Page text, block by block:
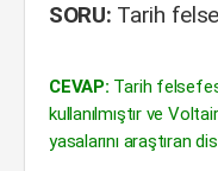
SORU: Tarih
CEVAP: Tarih
kullanılmıştır ve
yasalarını araştıran